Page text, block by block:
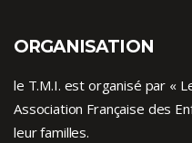
ORGANISATION
le T.M.I. est organisé par «
Association Française des
leur familles.